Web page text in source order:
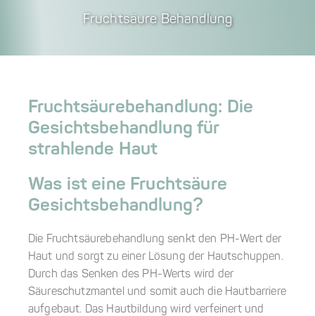
Fruchtsäure Behandlung
Fruchtsäurebehandlung: Die
Gesichtsbehandlung für
strahlende Haut
Was ist eine Fruchtsäure
Gesichtsbehandlung?
Die Fruchtsäurebehandlung senkt den PH-Wert der
Haut und sorgt zu einer Lösung der Hautschuppen.
Durch das Senken des PH-Werts wird der
Säureschutzmantel und somit auch die Hautbarriere
aufgebaut. Das Hautbildung wird verfeinert und